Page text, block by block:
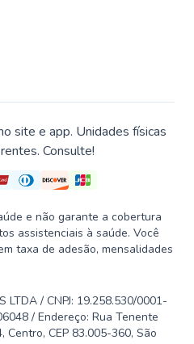
site e app. Unidades físicas
Consulte!
e não garante a cobertura
assistenciais à saúde. Você
taxa de adesão, mensalidades
LTDA / CNPJ: 19.258.530/0001-
/ Endereço: Rua Tenente
Centro, CEP 83.005-360, São